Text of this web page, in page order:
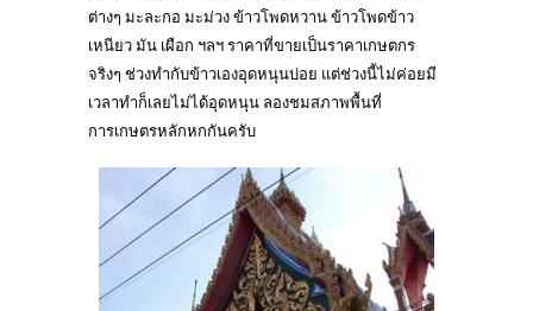
ต่างๆ มะละกอ มะม่วง ข้าวโพดหวาน ข้าวโพดข้าว
เหนียว มัน เผือก ฯลฯ ราคาที่ขายเป็นราคาเกษตกร
จริงๆ ช่วงทำกับข้าวเองอุดหนุนบ่อย แต่ช่วงนี้ไม่ค่อยมี
เวลาทำก็เลยไม่ได้อุดหนุน ลองชมสภาพพื้นที่
การเกษตรหลักหกกันครับ